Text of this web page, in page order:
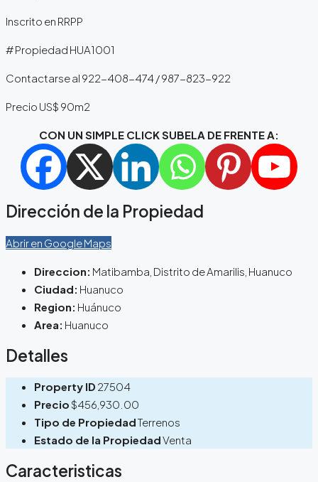
Inscrito en RRPP
# Propiedad HUA1001
Contactarse al 922-408-474 / 987-823-922
Precio US$ 90m2
CON UN SIMPLE CLICK SUBELA DE FRENTE A:
Dirección de la Propiedad
Abrir en Google Maps
Direccion: Matibamba, Distrito de Amarilis, Huanuco
Ciudad: Huanuco
Region: Huánuco
Area: Huanuco
Detalles
Property ID 27504
Precio$456,930.00
Tipo de PropiedadTerrenos
Estado de la PropiedadVenta
Caracteristicas